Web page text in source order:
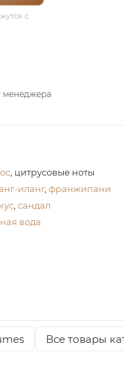
с
менеджера
, цитрусовые ноты
иланг, франжипани
, сандал
вода
Все товары